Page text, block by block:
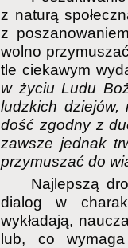
z naturą
z
wolno
tle ciekawym
w życiu Ludu
ludzkich dziejów,
dość zgodny z
zawsze jednak
przymuszać do
Najlepszą
dialog w
wykładają,
lub, co